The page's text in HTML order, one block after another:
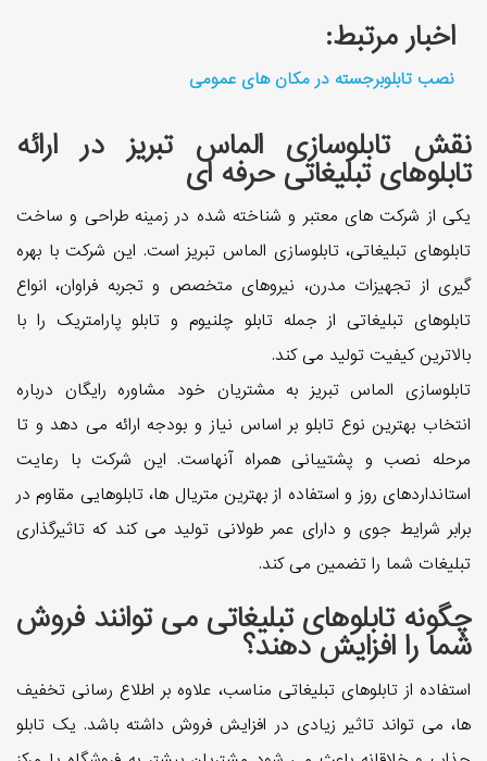
اخبار مرتبط:
نصب تابلوبرجسته در مکان های عمومی
نقش تابلوسازی الماس تبریز در ارائه
تابلوهای تبلیغاتی حرفه ای
یکی از شرکت های معتبر و شناخته شده در زمینه طراحی و ساخت
تابلوهای تبلیغاتی، تابلوسازی الماس تبریز است. این شرکت با بهره
گیری از تجهیزات مدرن، نیروهای متخصص و تجربه فراوان، انواع
تابلوهای تبلیغاتی از جمله تابلو چلنیوم و تابلو پارامتریک را با
بالاترین کیفیت تولید می کند.
تابلوسازی الماس تبریز به مشتریان خود مشاوره رایگان درباره
انتخاب بهترین نوع تابلو بر اساس نیاز و بودجه ارائه می دهد و تا
مرحله نصب و پشتیبانی همراه آنهاست. این شرکت با رعایت
استانداردهای روز و استفاده از بهترین متریال ها، تابلوهایی مقاوم در
برابر شرایط جوی و دارای عمر طولانی تولید می کند که تاثیرگذاری
تبلیغات شما را تضمین می کند.
چگونه تابلوهای تبلیغاتی می توانند فروش
شما را افزایش دهند؟
استفاده از تابلوهای تبلیغاتی مناسب، علاوه بر اطلاع رسانی تخفیف
ها، می تواند تاثیر زیادی در افزایش فروش داشته باشد. یک تابلو